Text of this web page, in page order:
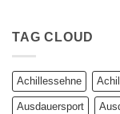
TAG CLOUD
Achillessehne
Ausdauersport